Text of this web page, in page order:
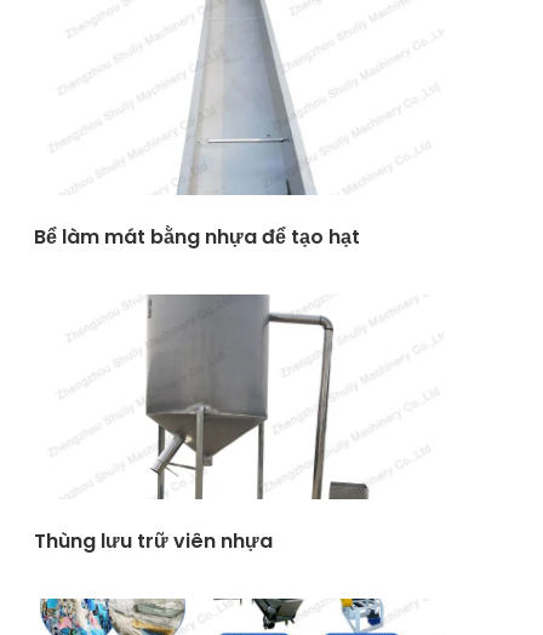
Bể làm mát bằng nhựa để tạo hạt
Thùng lưu trữ viên nhựa